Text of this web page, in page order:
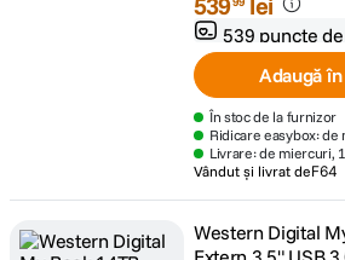
539 puncte de
fidelitate
Adaugă
În stoc de la furnizor
Ridicare easybox: de
Livrare: de miercuri,
Vândut și livrat deF64
Western Digital